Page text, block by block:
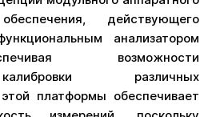
действующего
анализатором
возможности
различных
платформы обеспечивает